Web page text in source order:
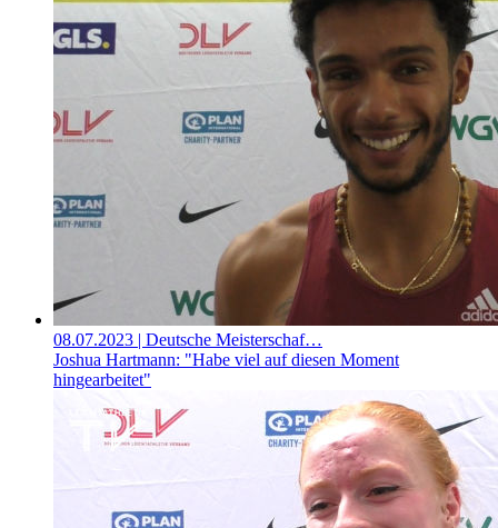
08.07.2023 | Deutsche Meisterschaf…
Joshua Hartmann: "Habe viel auf diesen Moment
hingearbeitet"